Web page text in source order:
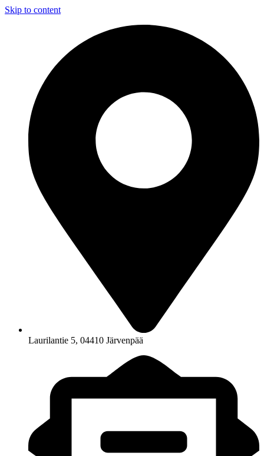
Skip to content
Laurilantie 5, 04410 Järvenpää